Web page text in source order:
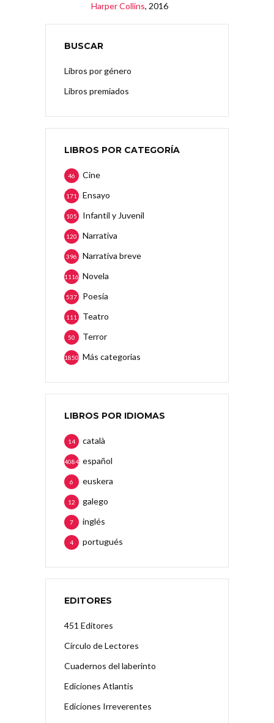
Harper Collins, 2016
BUSCAR
Libros por género
Libros premiados
LIBROS POR CATEGORÍA
Cine
46
Ensayo
171
Infantil y Juvenil
105
Narrativa
120
Narrativa breve
396
Novela
1116
Poesía
537
Teatro
111
Terror
50
Más categorias
1850
LIBROS POR IDIOMAS
català
14
español
4084
euskera
6
galego
12
inglés
7
portugués
4
EDITORES
451 Editores
Círculo de Lectores
Cuadernos del laberinto
Ediciones Atlantis
Ediciones Irreverentes